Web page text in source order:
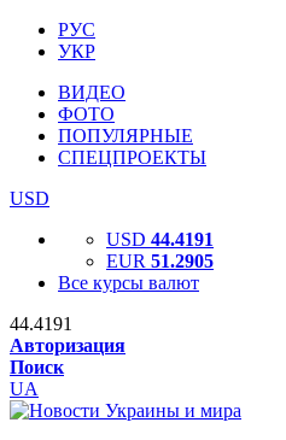
РУС
УКР
ВИДЕО
ФОТО
ПОПУЛЯРНЫЕ
СПЕЦПРОЕКТЫ
USD
USD 44.4191
EUR 51.2905
Все курсы валют
44.4191
Авторизация
Поиск
UA